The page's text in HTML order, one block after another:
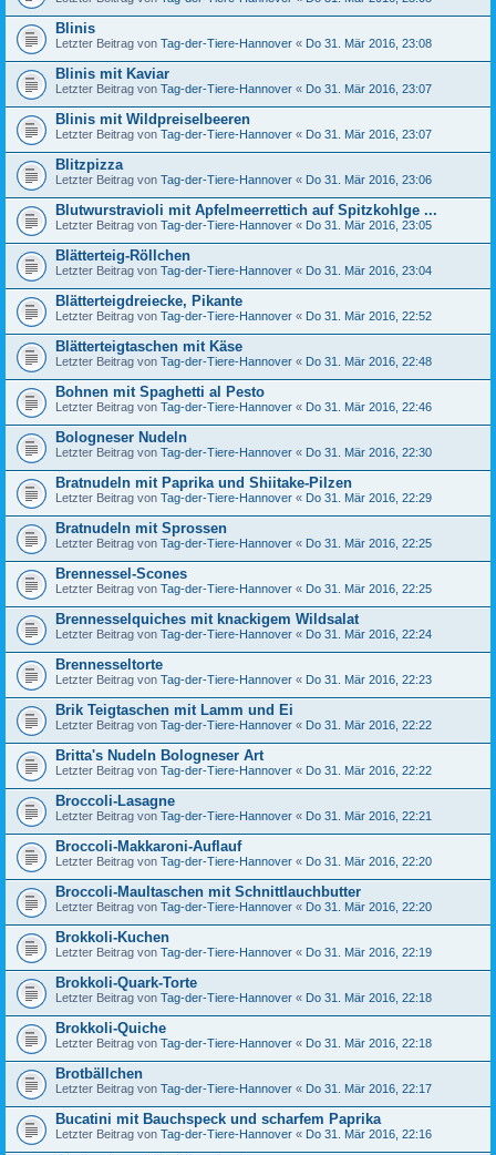
Blinis
Letzter Beitrag von Tag-der-Tiere-Hannover « Do 31. Mär 2016, 23:08
Blinis mit Kaviar
Letzter Beitrag von Tag-der-Tiere-Hannover « Do 31. Mär 2016, 23:07
Blinis mit Wildpreiselbeeren
Letzter Beitrag von Tag-der-Tiere-Hannover « Do 31. Mär 2016, 23:07
Blitzpizza
Letzter Beitrag von Tag-der-Tiere-Hannover « Do 31. Mär 2016, 23:06
Blutwurstravioli mit Apfelmeerrettich auf Spitzkohlge ...
Letzter Beitrag von Tag-der-Tiere-Hannover « Do 31. Mär 2016, 23:05
Blätterteig-Röllchen
Letzter Beitrag von Tag-der-Tiere-Hannover « Do 31. Mär 2016, 23:04
Blätterteigdreiecke, Pikante
Letzter Beitrag von Tag-der-Tiere-Hannover « Do 31. Mär 2016, 22:52
Blätterteigtaschen mit Käse
Letzter Beitrag von Tag-der-Tiere-Hannover « Do 31. Mär 2016, 22:48
Bohnen mit Spaghetti al Pesto
Letzter Beitrag von Tag-der-Tiere-Hannover « Do 31. Mär 2016, 22:46
Bologneser Nudeln
Letzter Beitrag von Tag-der-Tiere-Hannover « Do 31. Mär 2016, 22:30
Bratnudeln mit Paprika und Shiitake-Pilzen
Letzter Beitrag von Tag-der-Tiere-Hannover « Do 31. Mär 2016, 22:29
Bratnudeln mit Sprossen
Letzter Beitrag von Tag-der-Tiere-Hannover « Do 31. Mär 2016, 22:25
Brennessel-Scones
Letzter Beitrag von Tag-der-Tiere-Hannover « Do 31. Mär 2016, 22:25
Brennesselquiches mit knackigem Wildsalat
Letzter Beitrag von Tag-der-Tiere-Hannover « Do 31. Mär 2016, 22:24
Brennesseltorte
Letzter Beitrag von Tag-der-Tiere-Hannover « Do 31. Mär 2016, 22:23
Brik Teigtaschen mit Lamm und Ei
Letzter Beitrag von Tag-der-Tiere-Hannover « Do 31. Mär 2016, 22:22
Britta's Nudeln Bologneser Art
Letzter Beitrag von Tag-der-Tiere-Hannover « Do 31. Mär 2016, 22:22
Broccoli-Lasagne
Letzter Beitrag von Tag-der-Tiere-Hannover « Do 31. Mär 2016, 22:21
Broccoli-Makkaroni-Auflauf
Letzter Beitrag von Tag-der-Tiere-Hannover « Do 31. Mär 2016, 22:20
Broccoli-Maultaschen mit Schnittlauchbutter
Letzter Beitrag von Tag-der-Tiere-Hannover « Do 31. Mär 2016, 22:20
Brokkoli-Kuchen
Letzter Beitrag von Tag-der-Tiere-Hannover « Do 31. Mär 2016, 22:19
Brokkoli-Quark-Torte
Letzter Beitrag von Tag-der-Tiere-Hannover « Do 31. Mär 2016, 22:18
Brokkoli-Quiche
Letzter Beitrag von Tag-der-Tiere-Hannover « Do 31. Mär 2016, 22:18
Brotbällchen
Letzter Beitrag von Tag-der-Tiere-Hannover « Do 31. Mär 2016, 22:17
Bucatini mit Bauchspeck und scharfem Paprika
Letzter Beitrag von Tag-der-Tiere-Hannover « Do 31. Mär 2016, 22:16